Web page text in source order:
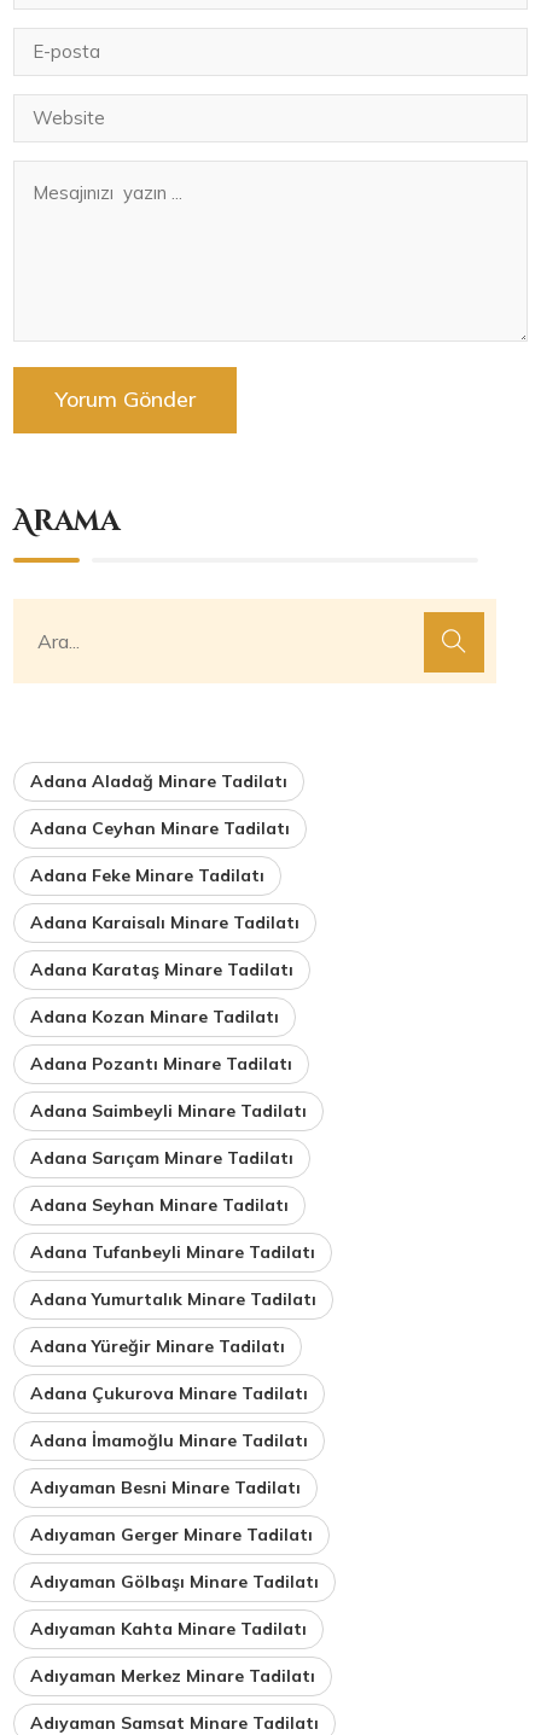
Arama
Adana Aladağ Minare Tadilatı
Adana Ceyhan Minare Tadilatı
Adana Feke Minare Tadilatı
Adana Karaisalı Minare Tadilatı
Adana Karataş Minare Tadilatı
Adana Kozan Minare Tadilatı
Adana Pozantı Minare Tadilatı
Adana Saimbeyli Minare Tadilatı
Adana Sarıçam Minare Tadilatı
Adana Seyhan Minare Tadilatı
Adana Tufanbeyli Minare Tadilatı
Adana Yumurtalık Minare Tadilatı
Adana Yüreğir Minare Tadilatı
Adana Çukurova Minare Tadilatı
Adana İmamoğlu Minare Tadilatı
Adıyaman Besni Minare Tadilatı
Adıyaman Gerger Minare Tadilatı
Adıyaman Gölbaşı Minare Tadilatı
Adıyaman Kahta Minare Tadilatı
Adıyaman Merkez Minare Tadilatı
Adıyaman Samsat Minare Tadilatı